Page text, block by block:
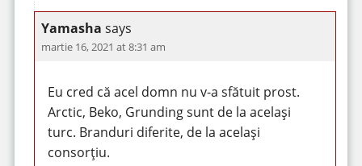
Yamasha says
martie 16, 2021 at 8:31 am
Eu cred că acel domn nu v-a sfătuit prost.
Arctic, Beko, Grunding sunt de la același
turc. Branduri diferite, de la același
consorțiu.